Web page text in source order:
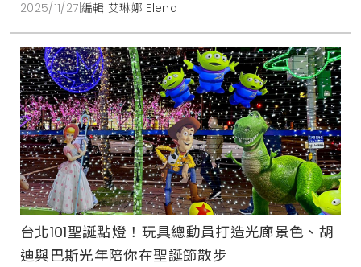
2025/11/27 編輯 艾琳娜 Elena
台北101聖誕點燈！玩具總動員打造光廊景色、胡
迪與巴斯光年陪你在聖誕節散步